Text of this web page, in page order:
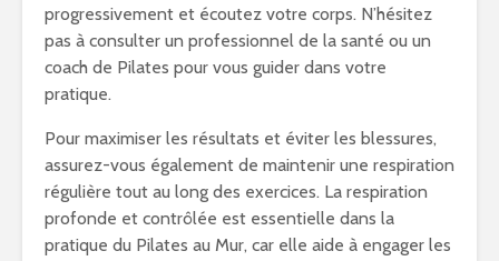
progressivement et écoutez votre corps. N’hésitez
pas à consulter un professionnel de la santé ou un
coach de Pilates pour vous guider dans votre
pratique.
Pour maximiser les résultats et éviter les blessures,
assurez-vous également de maintenir une respiration
régulière tout au long des exercices. La respiration
profonde et contrôlée est essentielle dans la
pratique du Pilates au Mur, car elle aide à engager les